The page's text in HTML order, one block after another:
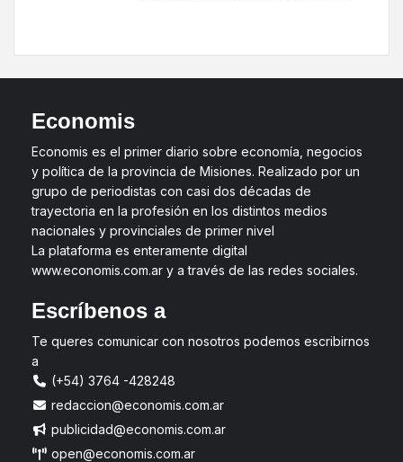
Economis
Economis es el primer diario sobre economía, negocios
y política de la provincia de Misiones. Realizado por un
grupo de periodistas con casi dos décadas de
trayectoria en la profesión en los distintos medios
nacionales y provinciales de primer nivel
La plataforma es enteramente digital
www.economis.com.ar y a través de las redes sociales.
Escríbenos a
Te queres comunicar con nosotros podemos escribirnos
a
(+54) 3764 -428248
redaccion@economis.com.ar
publicidad@economis.com.ar
open@economis.com.ar